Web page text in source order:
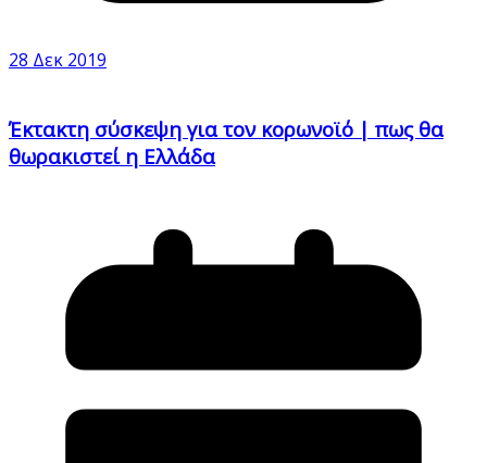
28 Δεκ 2019
Έκτακτη σύσκεψη για τον κορωνοϊό | πως θα
θωρακιστεί η Ελλάδα